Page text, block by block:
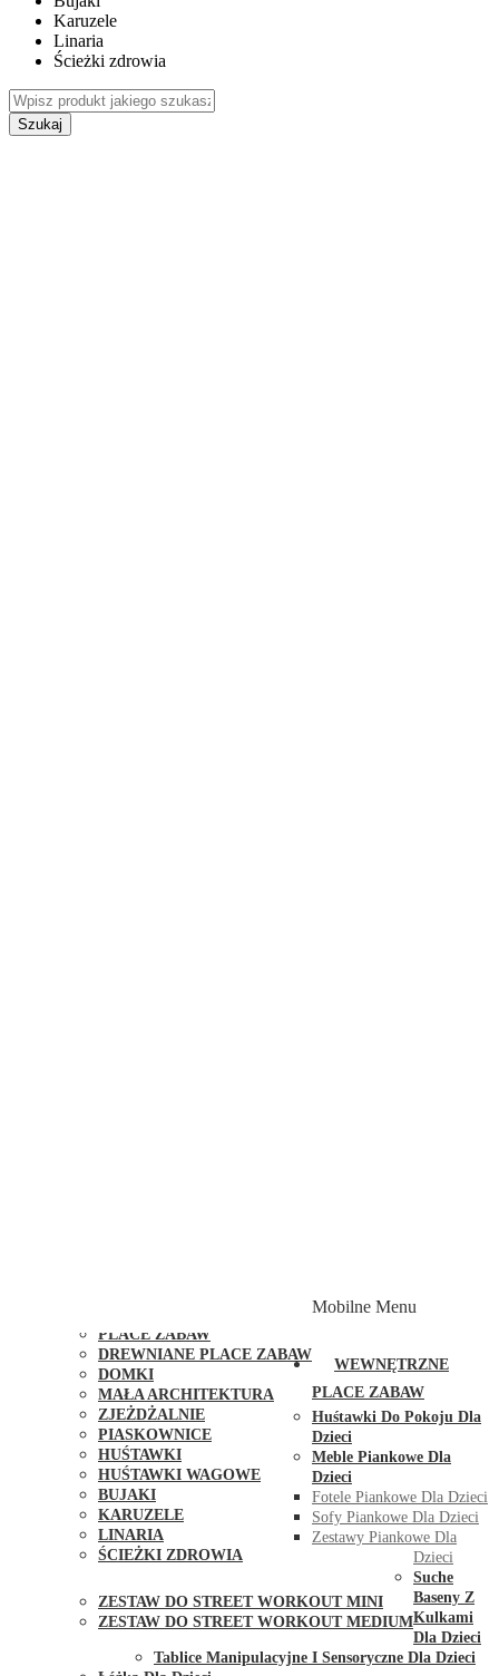
Karuzele
Linaria
Ścieżki zdrowia
Szukaj
PLACE ZABAW
DREWNIANE PLACE ZABAW
DOMKI
MAŁA ARCHITEKTURA
ZJEŻDŻALNIE
PIASKOWNICE
HUŚTAWKI
HUŚTAWKI WAGOWE
BUJAKI
KARUZELE
LINARIA
ŚCIEŻKI ZDROWIA
ZESTAW DO STREET WORKOUT MINI
ZESTAW DO STREET WORKOUT MEDIUM
Mobilne Menu
WEWNĘTRZNE
PLACE ZABAW
Huśtawki Do Pokoju Dla
Dzieci
Meble Piankowe Dla
Dzieci
Fotele Piankowe Dla Dzieci
Sofy Piankowe Dla Dzieci
Zestawy Piankowe Dla
Dzieci
Suche
Baseny Z
Kulkami
Dla Dzieci
Tablice Manipulacyjne I Sensoryczne Dla Dzieci